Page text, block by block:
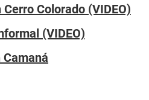
Colorado (VIDEO)
(VIDEO)